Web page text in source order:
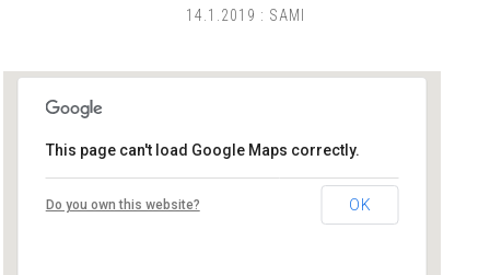
14.1.2019 : SAMI
Lounais-Suomen – SYLI ry
Maariankatu 8 D 104 - Turku
This page can't load Google Maps correctly.
Do you own this website? OK